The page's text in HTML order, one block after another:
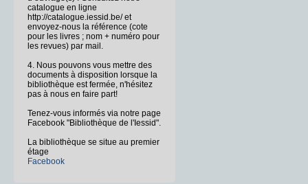
catalogue en ligne
http://catalogue.iessid.be/ et
envoyez-nous la référence (cote
pour les livres ; nom + numéro pour
les revues) par mail.
4. Nous pouvons vous mettre des
documents à disposition lorsque la
bibliothèque est fermée, n'hésitez
pas à nous en faire part!
Tenez-vous informés via notre page
Facebook "Bibliothèque de l'Iessid".
La bibliothèque se situe au premier
étage
Facebook